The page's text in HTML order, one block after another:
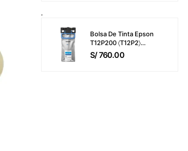
Bolsa De Tinta Epson
T12P200 〈T12P2〉
WorkForce Pro EM-
C800 / EP-C800 Color
S/760.00